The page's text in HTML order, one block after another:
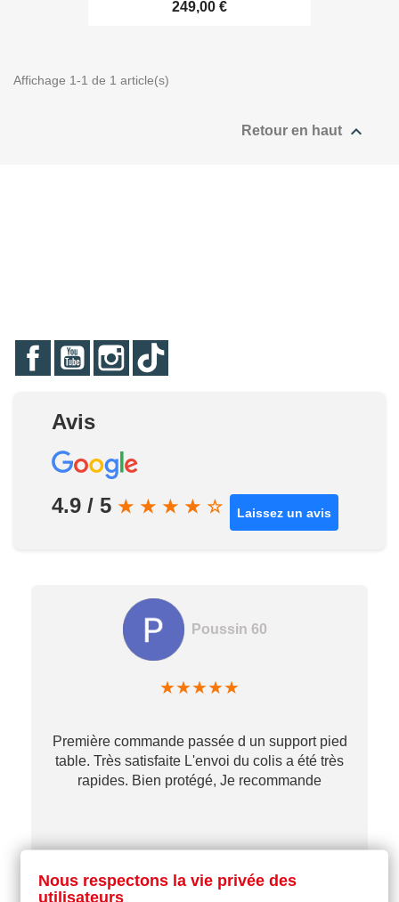
249,00 €
Affichage 1-1 de 1 article(s)
Retour en haut 
FacebookYouTubeInstagram
Avis
4.9 / 5 ★ ★ ★ ★ ☆ Laissez un avis
Poussin 60
★★★★★
Première commande passée d un support pied
table. Très satisfaite L'envoi du colis a été très
rapides. Bien protégé, Je recommande
il y a 2 mois
Nous respectons la vie privée des
utilisateurs